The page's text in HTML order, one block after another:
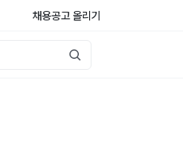
채용공고 올리기